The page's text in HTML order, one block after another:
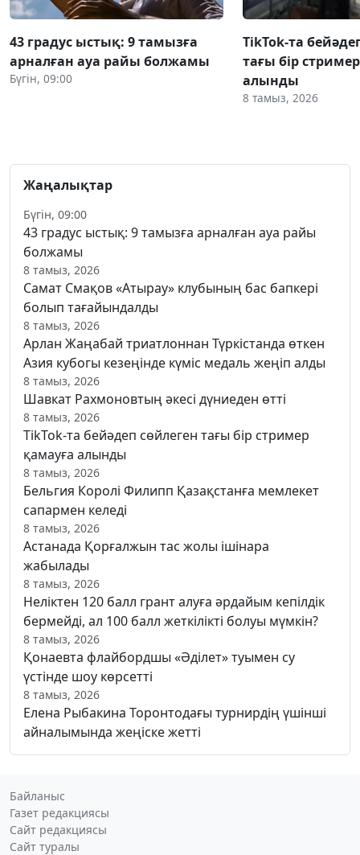
43 градус ыстық: 9 тамызға
арналған ауа райы болжамы
Бүгін, 09:00
TikTok-та
тағы бір
алынды
8 тамыз, 2026
Жаңалықтар
Бүгін, 09:00
43 градус ыстық: 9 тамызға арналған ауа райы
болжамы
8 тамыз, 2026
Самат Смақов «Атырау» клубының бас бапкері
болып тағайындалды
8 тамыз, 2026
Арлан Жаңабай триатлоннан Түркістанда өткен
Азия кубогы кезеңінде күміс медаль жеңіп алды
8 тамыз, 2026
Шавкат Рахмоновтың әкесі дүниеден өтті
8 тамыз, 2026
TikTok-та бейәдеп сөйлеген тағы бір стример
қамауға алынды
8 тамыз, 2026
Бельгия Королі Филипп Қазақстанға мемлекет
сапармен келеді
8 тамыз, 2026
Астанада Қорғалжын тас жолы ішінара
жабылады
8 тамыз, 2026
Неліктен 120 балл грант алуға әрдайым кепілдік
бермейді, ал 100 балл жеткілікті болуы мүмкін?
8 тамыз, 2026
Қонаевта флайбордшы «Әділет» туымен су
үстінде шоу көрсетті
8 тамыз, 2026
Елена Рыбакина Торонтодағы турнирдің үшінші
айналымында жеңіске жетті
Байланыс
Газет редакциясы
Сайт редакциясы
Сайт туралы